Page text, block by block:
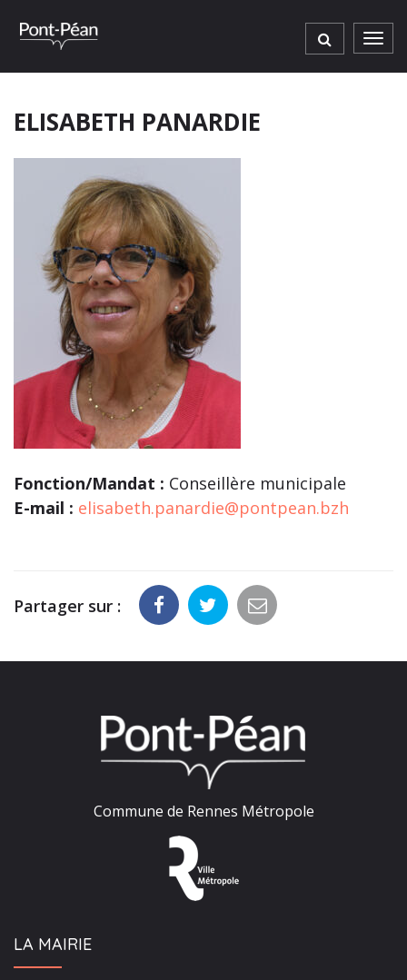
ELISABETH PANARDIE
Fonction/Mandat : Conseillère municipale
E-mail : elisabeth.panardie@pontpean.bzh
Partager sur :
Commune de Rennes Métropole
LA MAIRIE